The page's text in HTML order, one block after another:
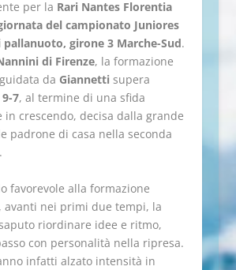
per la Rari Nantes Florentia
del campionato Juniores
girone 3 Marche-Sud.
di Firenze, la formazione
da Giannetti supera
9-7, al termine di una sfida
in crescendo, decisa dalla grande
padrone di casa nella seconda
favorevole alla formazione
avanti nei primi due tempi, la
riordinare idee e ritmo,
con personalità nella ripresa.
infatti alzato intensità in